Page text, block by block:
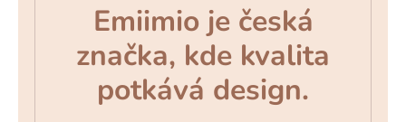
Emiimio je česká
značka, kde kvalita
potkává design.